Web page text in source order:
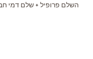
השלם פרופיל + שלם דמי